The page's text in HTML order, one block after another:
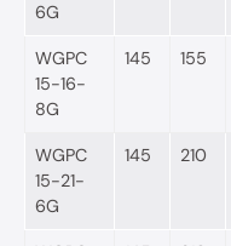
6G
WGPC
15-16-
8G
145 155
WGPC
15-21-
6G
145 210